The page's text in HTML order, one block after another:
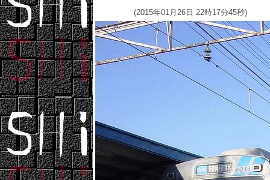
(2015年01月26日 22時17分45秒)